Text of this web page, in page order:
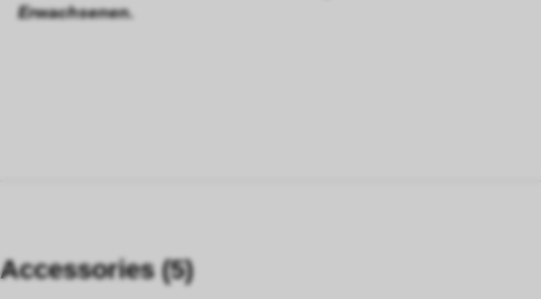
Erwachsenen.
Accessories (5)